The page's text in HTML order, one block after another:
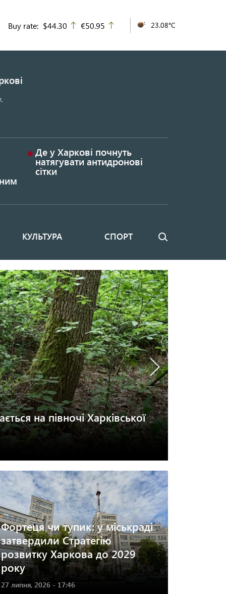
Buy rate: $44.30 up
€50.95 23.08°C
Де у Харкові почнуть
натягувати антидронові
сітки
КУЛЬТУРА СПОРТ Пошук
на півночі Харківської
Фортеця чи тупик: у міськраді
затвердили Стратегію
розвитку Харкова до 2029
року
27 липня, 2026 - 17:46